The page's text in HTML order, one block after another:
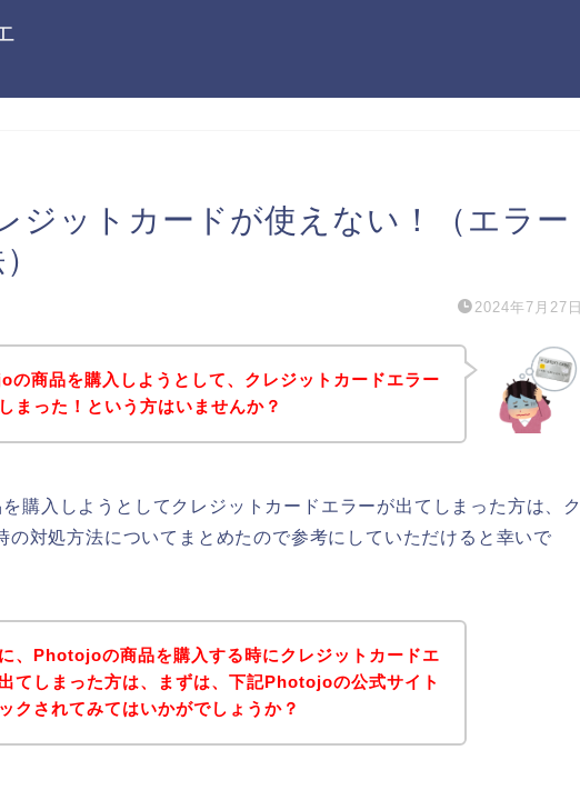
ジットカードが使えない！（エラー
2024年7月27日
の商品を購入しようとして、クレジットカードエラー
まった！という方はいませんか？
購入しようとしてクレジットカードエラーが出てしまった方は、ク
の対処方法についてまとめたので参考にしていただけると幸いで
、Photojoの商品を購入する時にクレジットカードエ
てしまった方は、まずは、下記Photojoの公式サイト
クされてみてはいかがでしょうか？